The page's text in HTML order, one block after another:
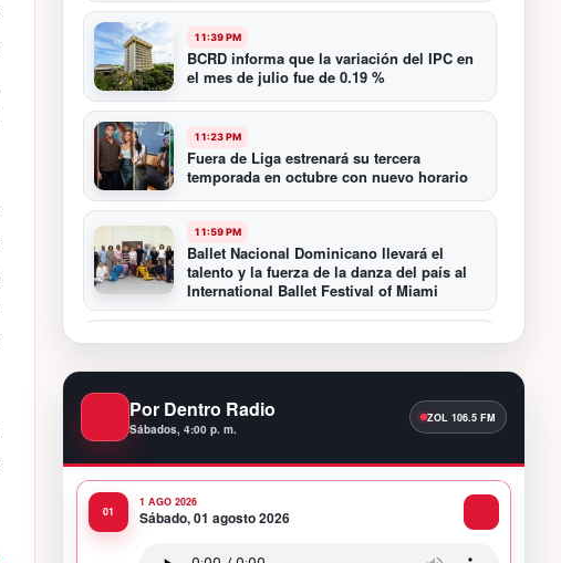
11:39 PM
BCRD informa que la variación del IPC en
el mes de julio fue de 0.19 %
11:23 PM
Fuera de Liga estrenará su tercera
temporada en octubre con nuevo horario
11:59 PM
Ballet Nacional Dominicano llevará el
talento y la fuerza de la danza del país al
International Ballet Festival of Miami
11:55 PM
Hospiten Santo Domingo destaca el valor
Banreservas recibe nuevamente la máxima
calificación crediticia AAA.do de Moody’s
Local RD con perspectiva Estable
10:51 PM
Por Dentro Radio
Sábados, 4:00 p. m.
1 AGO 2026
Sábado, 01 agosto 2026